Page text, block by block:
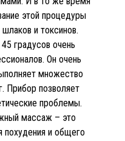
этой процедуры
и токсинов.
градусов очень
Он очень
множество
Прибор позволяет
проблемы.
массаж – это
похудения и общего